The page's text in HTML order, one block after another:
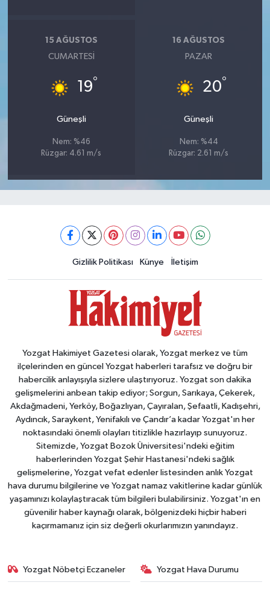
15 AĞUSTOS
CUMARTESI
19°
Güneşli
Nem: %46
Rüzgar: 4.61 m/s
16 AĞUSTOS
PAZAR
20°
Güneşli
Nem: %44
Rüzgar: 2.61 m/s
Gizlilik Politikası Künye İletişim
Yozgat Hakimiyet Gazetesi olarak, Yozgat merkez ve tüm
ilçelerinden en güncel Yozgat haberleri tarafsız ve doğru bir
habercilik anlayışıyla sizlere ulaştırıyoruz. Yozgat son dakika
gelişmelerini anbean takip ediyor; Sorgun, Sarıkaya, Çekerek,
Akdağmadeni, Yerköy, Boğazlıyan, Çayıralan, Şefaatli, Kadışehri,
Aydıncık, Saraykent, Yenifakılı ve Çandır’a kadar Yozgat'ın her
noktasındaki önemli olayları titizlikle hazırlayıp sunuyoruz.
Sitemizde, Yozgat Bozok Üniversitesi'ndeki eğitim
haberlerinden Yozgat Şehir Hastanesi'ndeki sağlık
gelişmelerine, Yozgat vefat edenler listesinden anlık Yozgat
hava durumu bilgilerine ve Yozgat namaz vakitlerine kadar günlük
yaşamınızı kolaylaştıracak tüm bilgileri bulabilirsiniz. Yozgat'ın en
güvenilir haber kaynağı olarak, bölgenizdeki hiçbir haberi
kaçırmamanız için siz değerli okurlarımızın yanındayız.
Yozgat Nöbetçi Eczaneler Yozgat Hava Durumu